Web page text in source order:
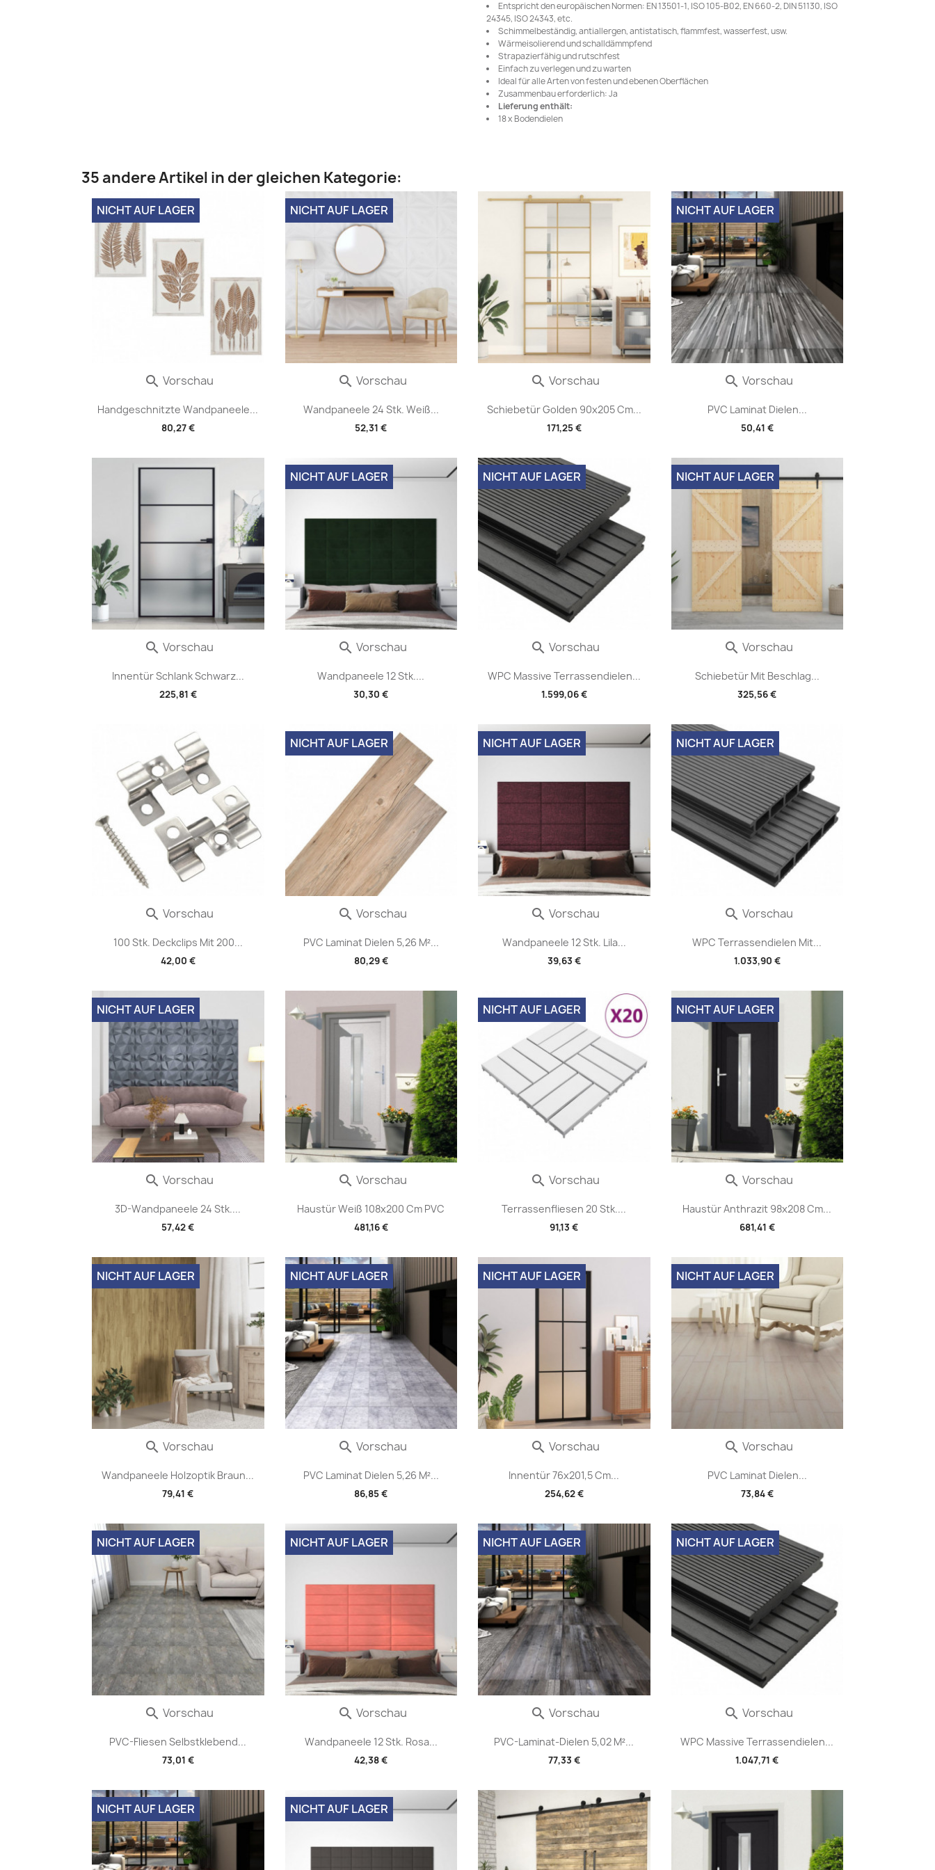
Entspricht den europäischen Normen: EN 13501-1, ISO 105-B02, EN 660-2, DIN 51130, ISO
24345, ISO 24343, etc.
Schimmelbeständig, antiallergen, antistatisch, flammfest, wasserfest, usw.
Wärmeisolierend und schalldämmpfend
Strapazierfähig und rutschfest
Einfach zu verlegen und zu warten
Ideal für alle Arten von festen und ebenen Oberflächen
Zusammenbau erforderlich: Ja
Lieferung enthält:
18 x Bodendielen
35 andere Artikel in der gleichen Kategorie:
Handgeschnitzte Wandpaneele...
80,27 €
NICHT AUF LAGER
 Vorschau
Wandpaneele 24 Stk. Weiß...
52,31 €
NICHT AUF LAGER
 Vorschau
Schiebetür Golden 90x205 Cm...
171,25 €
 Vorschau
PVC Laminat Dielen...
50,41 €
NICHT AUF LAGER
 Vorschau
Innentür Schlank Schwarz...
225,81 €
 Vorschau
Wandpaneele 12 Stk....
30,30 €
NICHT AUF LAGER
 Vorschau
WPC Massive Terrassendielen...
1.599,06 €
NICHT AUF LAGER
 Vorschau
Schiebetür Mit Beschlag...
325,56 €
NICHT AUF LAGER
 Vorschau
100 Stk. Deckclips Mit 200...
42,00 €
 Vorschau
PVC Laminat Dielen 5,26 M²...
80,29 €
NICHT AUF LAGER
 Vorschau
Wandpaneele 12 Stk. Lila...
39,63 €
NICHT AUF LAGER
 Vorschau
WPC Terrassendielen Mit...
1.033,90 €
NICHT AUF LAGER
 Vorschau
3D-Wandpaneele 24 Stk....
57,42 €
NICHT AUF LAGER
 Vorschau
Haustür Weiß 108x200 Cm PVC
481,16 €
 Vorschau
Terrassenfliesen 20 Stk....
91,13 €
NICHT AUF LAGER
 Vorschau
Haustür Anthrazit 98x208 Cm...
681,41 €
NICHT AUF LAGER
 Vorschau
Wandpaneele Holzoptik Braun...
79,41 €
NICHT AUF LAGER
 Vorschau
PVC Laminat Dielen 5,26 M²...
86,85 €
NICHT AUF LAGER
 Vorschau
Innentür 76x201,5 Cm...
254,62 €
NICHT AUF LAGER
 Vorschau
PVC Laminat Dielen...
73,84 €
NICHT AUF LAGER
 Vorschau
PVC-Fliesen Selbstklebend...
73,01 €
NICHT AUF LAGER
 Vorschau
Wandpaneele 12 Stk. Rosa...
42,38 €
NICHT AUF LAGER
 Vorschau
PVC-Laminat-Dielen 5,02 M²...
77,33 €
NICHT AUF LAGER
 Vorschau
WPC Massive Terrassendielen...
1.047,71 €
NICHT AUF LAGER
 Vorschau
NICHT AUF LAGER NICHT AUF LAGER